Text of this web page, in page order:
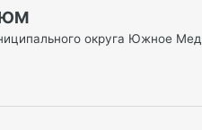
округа Южное